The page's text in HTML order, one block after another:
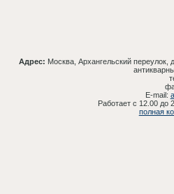
Адрес: Москва, Архангельский переулок,
E-mail:
Работает с 12.00 до
полная